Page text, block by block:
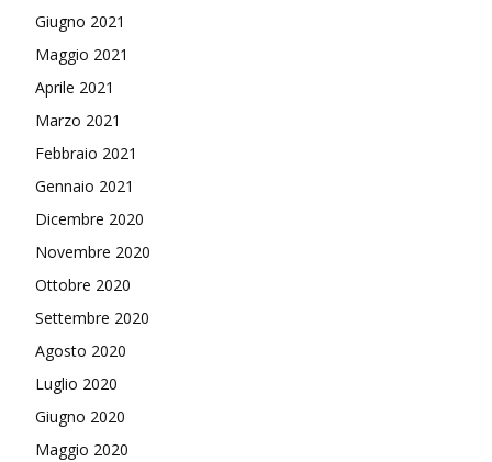
Giugno 2021
Maggio 2021
Aprile 2021
Marzo 2021
Febbraio 2021
Gennaio 2021
Dicembre 2020
Novembre 2020
Ottobre 2020
Settembre 2020
Agosto 2020
Luglio 2020
Giugno 2020
Maggio 2020